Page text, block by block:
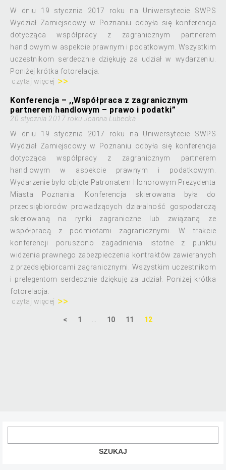
W dniu 19 stycznia 2017 roku na Uniwersytecie SWPS
Wydział Zamiejscowy w Poznaniu odbyła się konferencja
dotycząca współpracy z zagranicznym partnerem
handlowym w aspekcie prawnym i podatkowym. Wszystkim
uczestnikom serdecznie dziękuję za udział w wydarzeniu.
Poniżej krótka fotorelacja.
czytaj więcej
Konferencja – ,,Współpraca z zagranicznym
partnerem handlowym – prawo i podatki”
20 stycznia 2017 roku Joanna Lubecka
W dniu 19 stycznia 2017 roku na Uniwersytecie SWPS
Wydział Zamiejscowy w Poznaniu odbyła się konferencja
dotycząca współpracy z zagranicznym partnerem
handlowym w aspekcie prawnym i podatkowym.
Wydarzenie było objęte Patronatem Honorowym Prezydenta
Miasta Poznania. Konferencja skierowana była do
przedsiębiorców prowadzących działalność gospodarczą
skierowaną na rynki zagraniczne lub związaną ze
współpracą z podmiotami zagranicznymi. W trakcie
konferencji poruszono zagadnienia istotne z punktu
widzenia prawnego zabezpieczenia kontraktów zawieranych
z przedsiębiorcami zagranicznymi. Wszystkim uczestnikom
i prelegentom serdecznie dziękuję za udział. Poniżej krótka
fotorelacja.
czytaj więcej
< 1 10 11 12